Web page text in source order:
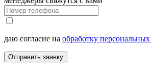
даю согласие на обработку
Отправить заявку